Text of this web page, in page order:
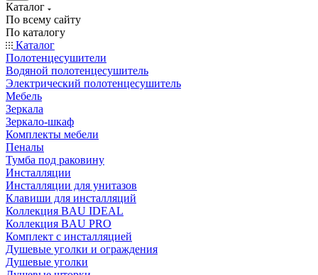
Каталог
По всему сайту
По каталогу
Каталог
Полотенцесушители
Водяной полотенцесушитель
Электрический полотенцесушитель
Мебель
Зеркала
Зеркало-шкаф
Комплекты мебели
Пеналы
Тумба под раковину
Инсталляции
Инсталляции для унитазов
Клавиши для инсталляций
Коллекция BAU IDEAL
Коллекция BAU PRO
Комплект с инсталляцией
Душевые уголки и ограждения
Душевые уголки